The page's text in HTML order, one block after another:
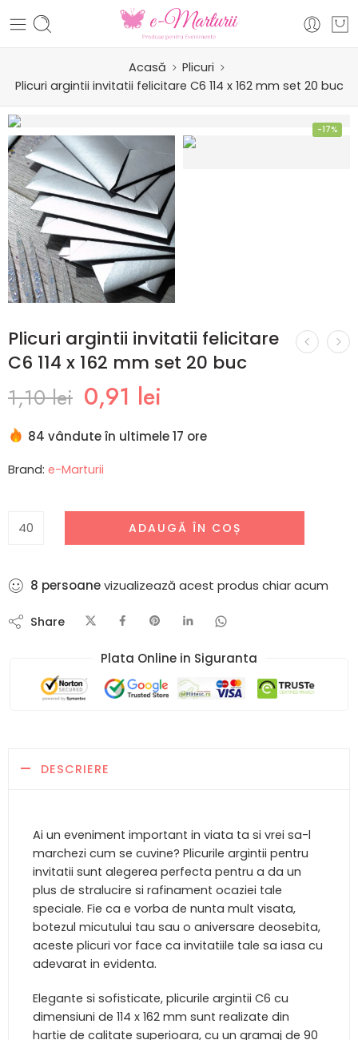
Acasă
Plicuri
Plicuri argintii invitatii felicitare C6 114 x 162 mm set 20 buc
-17%
Plicuri argintii invitatii felicitare
C6 114 x 162 mm set 20 buc
1,10lei 0,91 lei
84 vândute în ultimele 17 ore
Brand: e-Marturii
ADAUGĂ ÎN COȘ
9 persoanevizualizează acest produs chiar acum
Share
Plata Online in Siguranta​
DESCRIERE
Ai un eveniment important in viata ta si vrei sa-l
marchezi cum se cuvine? Plicurile argintii pentru
invitatii sunt alegerea perfecta pentru a da un
plus de stralucire si rafinament ocaziei tale
speciale. Fie ca e vorba de nunta mult visata,
botezul micutului tau sau o aniversare deosebita,
aceste plicuri vor face ca invitatiile tale sa iasa cu
adevarat in evidenta.
Elegante si sofisticate, plicurile argintii C6 cu
dimensiuni de 114 x 162 mm sunt realizate din
hartie de calitate superioara, cu un gramaj de 90